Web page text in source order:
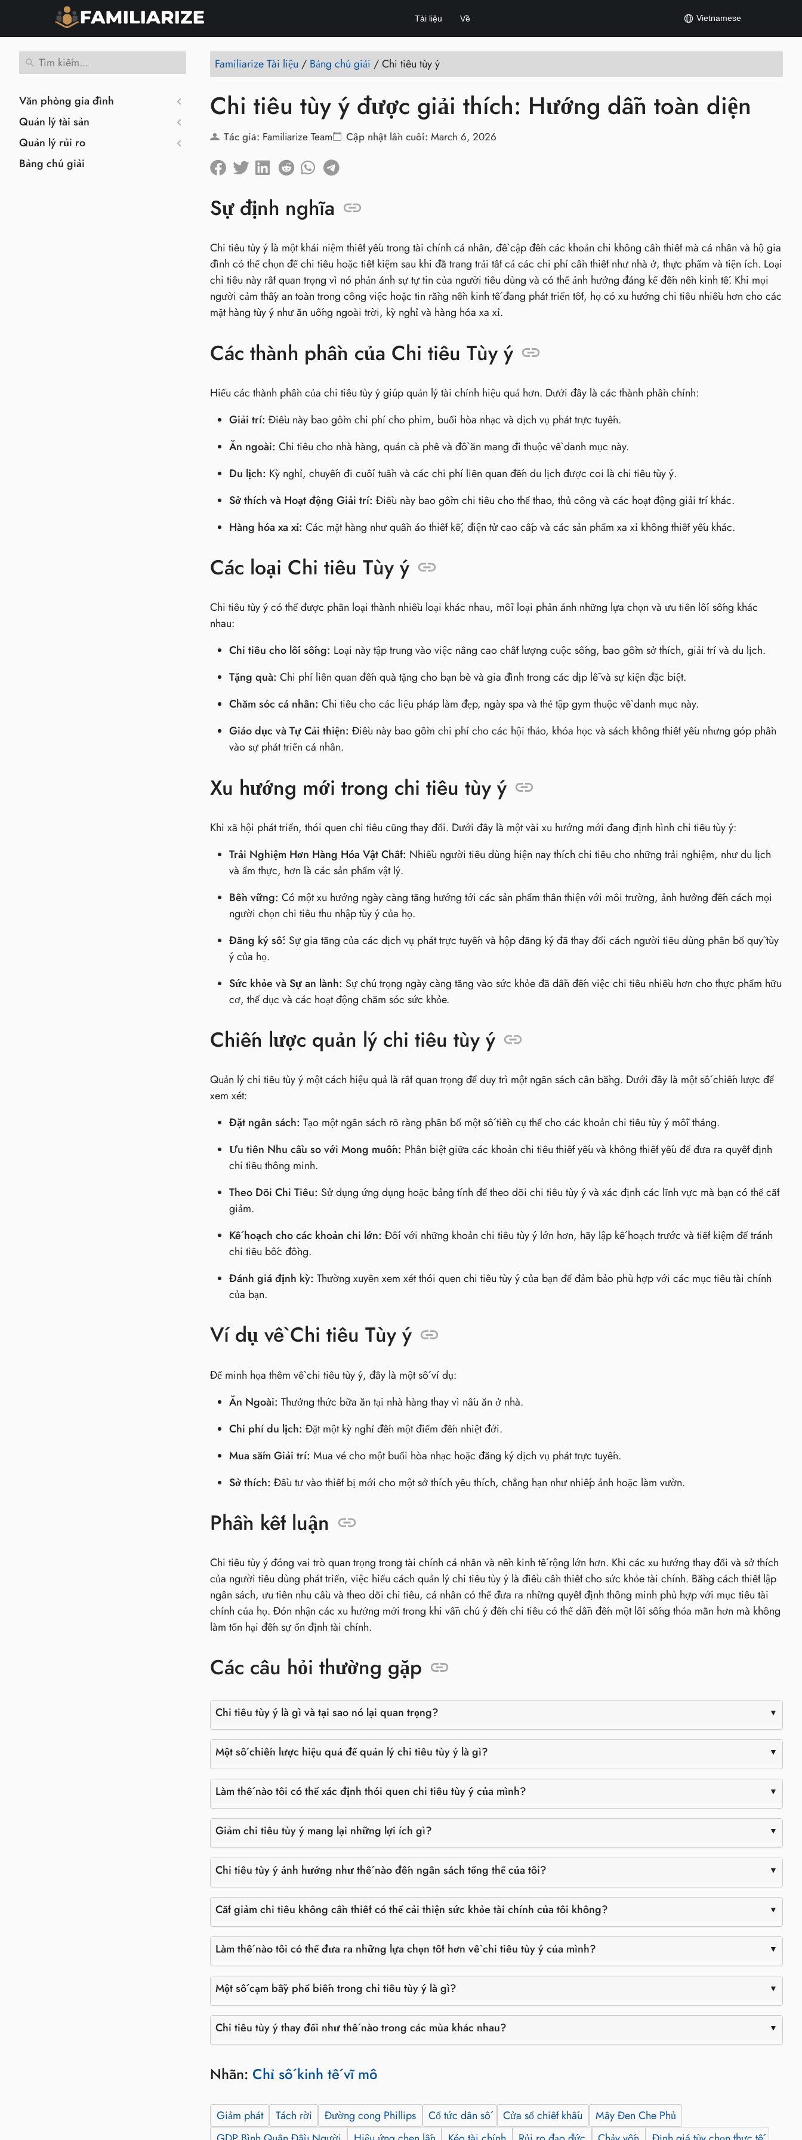
Tài liệu Về Vietnamese
Văn phòng gia đình
Quản lý tài sản
Quản lý rủi ro
Bảng chú giải
Familiarize Tài liệu / Bảng chú giải /Chi tiêu tùy ý
Chi tiêu tùy ý được giải thích: Hướng dẫn toàn diện
Tác giả: Familiarize Team Cập nhật lần cuối: March 6, 2026
Sự định nghĩa
Chi tiêu tùy ý là một khái niệm thiết yếu trong tài chính cá nhân, đề cập đến các khoản chi không cần thiết mà cá nhân và hộ gia
đình có thể chọn để chi tiêu hoặc tiết kiệm sau khi đã trang trải tất cả các chi phí cần thiết như nhà ở, thực phẩm và tiện ích. Loại
chi tiêu này rất quan trọng vì nó phản ánh sự tự tin của người tiêu dùng và có thể ảnh hưởng đáng kể đến nền kinh tế. Khi mọi
người cảm thấy an toàn trong công việc hoặc tin rằng nền kinh tế đang phát triển tốt, họ có xu hướng chi tiêu nhiều hơn cho các
mặt hàng tùy ý như ăn uống ngoài trời, kỳ nghỉ và hàng hóa xa xỉ.
Các thành phần của Chi tiêu Tùy ý
Hiểu các thành phần của chi tiêu tùy ý giúp quản lý tài chính hiệu quả hơn. Dưới đây là các thành phần chính:
Giải trí: Điều này bao gồm chi phí cho phim, buổi hòa nhạc và dịch vụ phát trực tuyến.
Ăn ngoài: Chi tiêu cho nhà hàng, quán cà phê và đồ ăn mang đi thuộc về danh mục này.
Du lịch: Kỳ nghỉ, chuyến đi cuối tuần và các chi phí liên quan đến du lịch được coi là chi tiêu tùy ý.
Sở thích và Hoạt động Giải trí: Điều này bao gồm chi tiêu cho thể thao, thủ công và các hoạt động giải trí khác.
Hàng hóa xa xỉ: Các mặt hàng như quần áo thiết kế, điện tử cao cấp và các sản phẩm xa xỉ không thiết yếu khác.
Các loại Chi tiêu Tùy ý
Chi tiêu tùy ý có thể được phân loại thành nhiều loại khác nhau, mỗi loại phản ánh những lựa chọn và ưu tiên lối sống khác
nhau:
Chi tiêu cho lối sống: Loại này tập trung vào việc nâng cao chất lượng cuộc sống, bao gồm sở thích, giải trí và du lịch.
Tặng quà: Chi phí liên quan đến quà tặng cho bạn bè và gia đình trong các dịp lễ và sự kiện đặc biệt.
Chăm sóc cá nhân: Chi tiêu cho các liệu pháp làm đẹp, ngày spa và thẻ tập gym thuộc về danh mục này.
Giáo dục và Tự Cải thiện: Điều này bao gồm chi phí cho các hội thảo, khóa học và sách không thiết yếu nhưng góp phần
vào sự phát triển cá nhân.
Xu hướng mới trong chi tiêu tùy ý
Khi xã hội phát triển, thói quen chi tiêu cũng thay đổi. Dưới đây là một vài xu hướng mới đang định hình chi tiêu tùy ý:
Trải Nghiệm Hơn Hàng Hóa Vật Chất: Nhiều người tiêu dùng hiện nay thích chi tiêu cho những trải nghiệm, như du lịch
và ẩm thực, hơn là các sản phẩm vật lý.
Bền vững: Có một xu hướng ngày càng tăng hướng tới các sản phẩm thân thiện với môi trường, ảnh hưởng đến cách mọi
người chọn chi tiêu thu nhập tùy ý của họ.
Đăng ký số: Sự gia tăng của các dịch vụ phát trực tuyến và hộp đăng ký đã thay đổi cách người tiêu dùng phân bổ quỹ tùy
ý của họ.
Sức khỏe và Sự an lành: Sự chú trọng ngày càng tăng vào sức khỏe đã dẫn đến việc chi tiêu nhiều hơn cho thực phẩm hữu
cơ, thể dục và các hoạt động chăm sóc sức khỏe.
Chiến lược quản lý chi tiêu tùy ý
Quản lý chi tiêu tùy ý một cách hiệu quả là rất quan trọng để duy trì một ngân sách cân bằng. Dưới đây là một số chiến lược để
xem xét:
Đặt ngân sách: Tạo một ngân sách rõ ràng phân bổ một số tiền cụ thể cho các khoản chi tiêu tùy ý mỗi tháng.
Ưu tiên Nhu cầu so với Mong muốn: Phân biệt giữa các khoản chi tiêu thiết yếu và không thiết yếu để đưa ra quyết định
chi tiêu thông minh.
Theo Dõi Chi Tiêu: Sử dụng ứng dụng hoặc bảng tính để theo dõi chi tiêu tùy ý và xác định các lĩnh vực mà bạn có thể cắt
giảm.
Kế hoạch cho các khoản chi lớn: Đối với những khoản chi tiêu tùy ý lớn hơn, hãy lập kế hoạch trước và tiết kiệm để tránh
chi tiêu bốc đồng.
Đánh giá định kỳ: Thường xuyên xem xét thói quen chi tiêu tùy ý của bạn để đảm bảo phù hợp với các mục tiêu tài chính
của bạn.
Ví dụ về Chi tiêu Tùy ý
Để minh họa thêm về chi tiêu tùy ý, đây là một số ví dụ:
Ăn Ngoài: Thưởng thức bữa ăn tại nhà hàng thay vì nấu ăn ở nhà.
Chi phí du lịch: Đặt một kỳ nghỉ đến một điểm đến nhiệt đới.
Mua sắm Giải trí: Mua vé cho một buổi hòa nhạc hoặc đăng ký dịch vụ phát trực tuyến.
Sở thích: Đầu tư vào thiết bị mới cho một sở thích yêu thích, chẳng hạn như nhiếp ảnh hoặc làm vườn.
Phần kết luận
Chi tiêu tùy ý đóng vai trò quan trọng trong tài chính cá nhân và nền kinh tế rộng lớn hơn. Khi các xu hướng thay đổi và sở thích
của người tiêu dùng phát triển, việc hiểu cách quản lý chi tiêu tùy ý là điều cần thiết cho sức khỏe tài chính. Bằng cách thiết lập
ngân sách, ưu tiên nhu cầu và theo dõi chi tiêu, cá nhân có thể đưa ra những quyết định thông minh phù hợp với mục tiêu tài
chính của họ. Đón nhận các xu hướng mới trong khi vẫn chú ý đến chi tiêu có thể dẫn đến một lối sống thỏa mãn hơn mà không
làm tổn hại đến sự ổn định tài chính.
Các câu hỏi thường gặp
Chi tiêu tùy ý là gì và tại sao nó lại quan trọng?
Một số chiến lược hiệu quả để quản lý chi tiêu tùy ý là gì?
Làm thế nào tôi có thể xác định thói quen chi tiêu tùy ý của mình?
Giảm chi tiêu tùy ý mang lại những lợi ích gì?
Chi tiêu tùy ý ảnh hưởng như thế nào đến ngân sách tổng thể của tôi?
Cắt giảm chi tiêu không cần thiết có thể cải thiện sức khỏe tài chính của tôi không?
Làm thế nào tôi có thể đưa ra những lựa chọn tốt hơn về chi tiêu tùy ý của mình?
Một số cạm bẫy phổ biến trong chi tiêu tùy ý là gì?
Chi tiêu tùy ý thay đổi như thế nào trong các mùa khác nhau?
Nhãn: Chỉ số kinh tế vĩ mô
Giảm phát Tách rời Đường cong Phillips Cổ tức dân số Cửa sổ chiết khấu
Mây Đen Che Phủ